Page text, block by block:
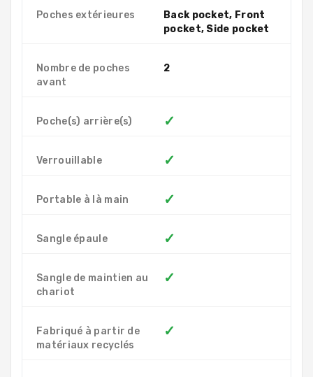
Poches extérieures
Back pocket, Front
pocket, Side pocket
Nombre de poches
avant
2
Poche(s) arrière(s) ✓
Verrouillable ✓
Portable à là main ✓
Sangle épaule ✓
Sangle de maintien au
chariot
✓
Fabriqué à partir de
matériaux recyclés
✓